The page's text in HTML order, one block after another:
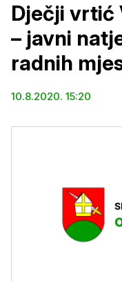
Dječji vrtić
– javni
radnih
10.8.2020. 15:20